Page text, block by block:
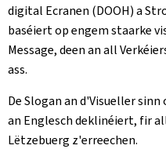
digital Ecranen (DOOH) a
baséiert op engem staarke
Message, deen an all
ass.
De Slogan an d'Visueller
an Englesch deklinéiert, fir
Lëtzebuerg z'erreechen.